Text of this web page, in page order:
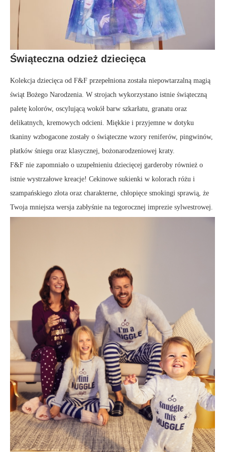
Świąteczna odzież dziecięca
Kolekcja dziecięca od F&F przepełniona została niepowtarzalną magią
świąt Bożego Narodzenia. W strojach wykorzystano istnie świąteczną
paletę kolorów, oscylującą wokół barw szkarłatu, granatu oraz
delikatnych, kremowych odcieni. Miękkie i przyjemne w dotyku
tkaniny wzbogacone zostały o świąteczne wzory reniferów, pingwinów,
płatków śniegu oraz klasycznej, bożonarodzeniowej kraty.
F&F nie zapomniało o uzupełnieniu dziecięcej garderoby również o
istnie wystrzałowe kreacje! Cekinowe sukienki w kolorach różu i
szampańskiego złota oraz charakterne, chłopięce smokingi sprawią, że
Twoja mniejsza wersja zabłyśnie na tegorocznej imprezie sylwestrowej.